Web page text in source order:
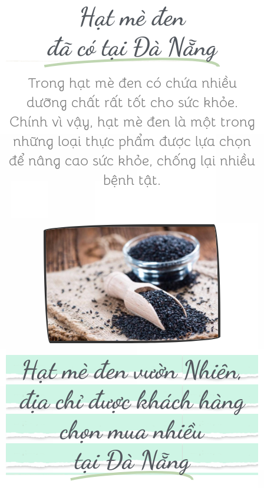
Hạt mè đen
đã có tại Đà Nẵng
Trong hạt mè đen có chứa nhiều
dưỡng chất rất tốt cho sức khỏe.
Chính vì vậy, hạt mè đen là một trong
những loại thực phẩm được lựa chọn
để nâng cao sức khỏe, chống lại nhiều
bệnh tật.
Hạt mè đen vườn Nhiên,
địa chỉ được khách hàng
chọn mua nhiều
tại Đà Nẵng